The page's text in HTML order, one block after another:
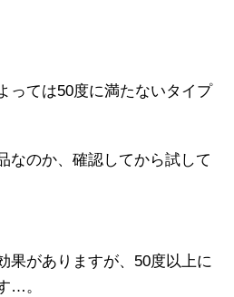
っては50度に満たないタイプ
なのか、確認してから試して
果がありますが、50度以上に
…。